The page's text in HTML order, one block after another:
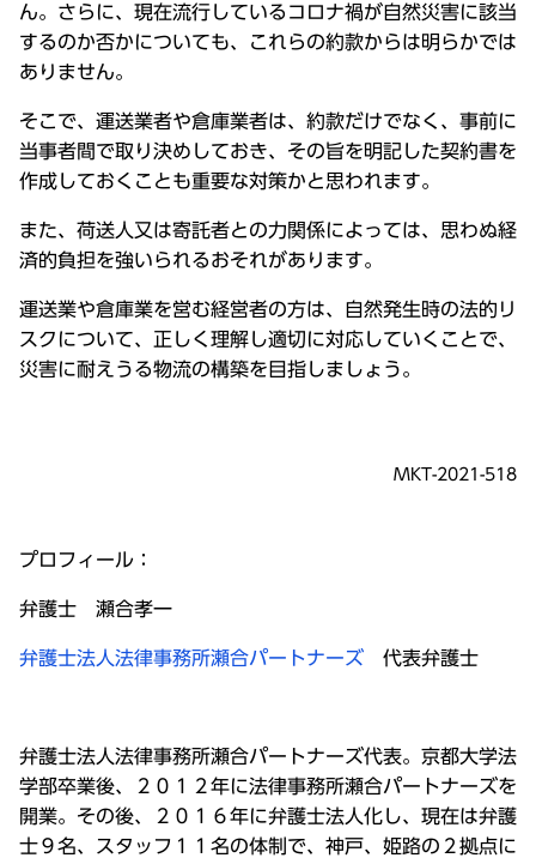
ん。さらに、現在流行しているコロナ禍が自然災害に該当
するのか否かについても、これらの約款からは明らかでは
ありません。
そこで、運送業者や倉庫業者は、約款だけでなく、事前に
当事者間で取り決めしておき、その旨を明記した契約書を
作成しておくことも重要な対策かと思われます。
また、荷送人又は寄託者との力関係によっては、思わぬ経
済的負担を強いられるおそれがあります。
運送業や倉庫業を営む経営者の方は、自然発生時の法的リ
スクについて、正しく理解し適切に対応していくことで、
災害に耐えうる物流の構築を目指しましょう。
MKT-2021-518
プロフィール：
弁護士 瀬合孝一
弁護士法人法律事務所瀬合パートナーズ 代表弁護士
弁護士法人法律事務所瀬合パートナーズ代表。京都大学法
学部卒業後、２０１２年に法律事務所瀬合パートナーズを
開業。その後、２０１６年に弁護士法人化し、現在は弁護
士９名、スタッフ１１名の体制で、神戸、姫路の２拠点に